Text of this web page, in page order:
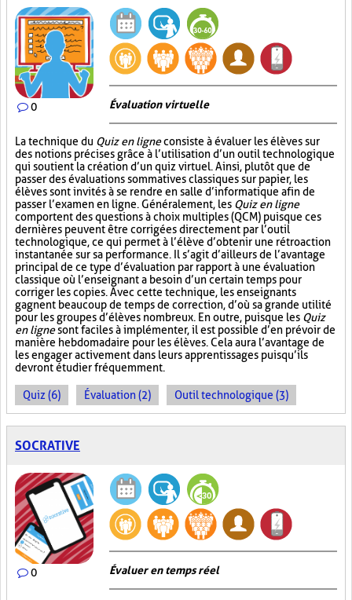
0 Évaluation virtuelle
La technique du Quiz en ligneconsiste à évaluer les élèves sur
des notions précises grâce à l’utilisation d’un outil technologique
qui soutient la création d’un quiz virtuel. Ainsi, plutôt que de
passer des évaluations sommatives classiques sur papier, les
élèves sont invités à se rendre en salle d’informatique afin de
passer l’examen en ligne. Généralement, les Quiz en ligne
comportent des questions à choix multiples (QCM) puisque ces
dernières peuvent être corrigées directement par l’outil
technologique, ce qui permet à l’élève d’obtenir une rétroaction
instantanée sur sa performance. Il s’agit d’ailleurs de l’avantage
principal de ce type d’évaluation par rapport à une évaluation
classique où l’enseignant a besoin d’un certain temps pour
corriger les copies. Avec cette technique, les enseignants
gagnent beaucoup de temps de correction, d’où sa grande utilité
pour les groupes d’élèves nombreux. En outre, puisque les Quiz
en lignesont faciles à implémenter, il est possible d’en prévoir de
manière hebdomadaire pour les élèves. Cela aura l’avantage de
les engager activement dans leurs apprentissages puisqu’ils
devront étudier fréquemment.
Quiz (6) Évaluation (2) Outil technologique (3)
SOCRATIVE
0 Évaluer en temps réel